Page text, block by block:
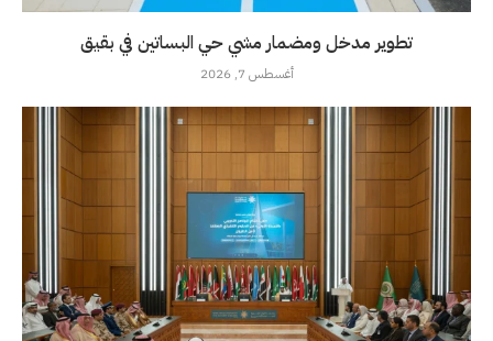
تطوير مدخل ومضمار مشي حي البساتين في بقيق
أغسطس 7, 2026